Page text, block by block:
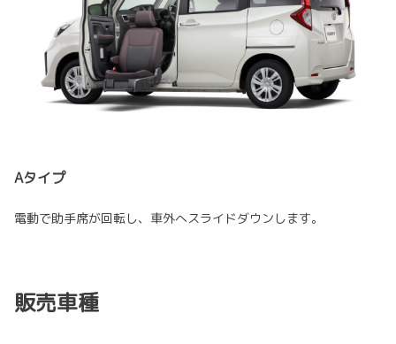
Aタイプ
電動で助手席が回転し、車外へスライドダウンします。
販売車種